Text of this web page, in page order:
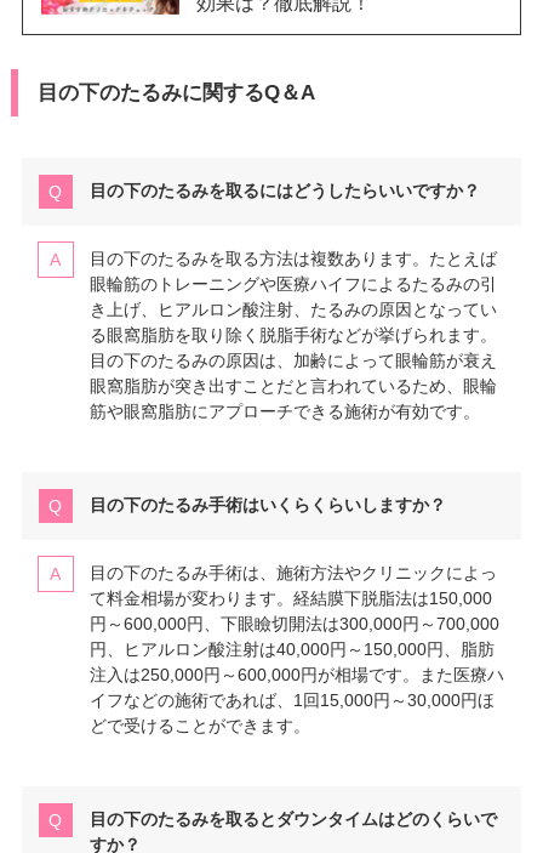
目の下のたるみに関するQ＆A
目の下のたるみを取るにはどうしたらいいですか？
目の下のたるみを取る方法は複数あります。たとえば
眼輪筋のトレーニングや医療ハイフによるたるみの引
き上げ、ヒアルロン酸注射、たるみの原因となってい
る眼窩脂肪を取り除く脱脂手術などが挙げられます。
目の下のたるみの原因は、加齢によって眼輪筋が衰え
眼窩脂肪が突き出すことだと言われているため、眼輪
筋や眼窩脂肪にアプローチできる施術が有効です。
目の下のたるみ手術はいくらくらいしますか？
目の下のたるみ手術は、施術方法やクリニックによっ
て料金相場が変わります。経結膜下脱脂法は150,000
円～600,000円、下眼瞼切開法は300,000円～700,000
円、ヒアルロン酸注射は40,000円～150,000円、脂肪
注入は250,000円～600,000円が相場です。また医療ハ
イフなどの施術であれば、1回15,000円～30,000円ほ
どで受けることができます。
目の下のたるみを取るとダウンタイムはどのくらいで
すか？